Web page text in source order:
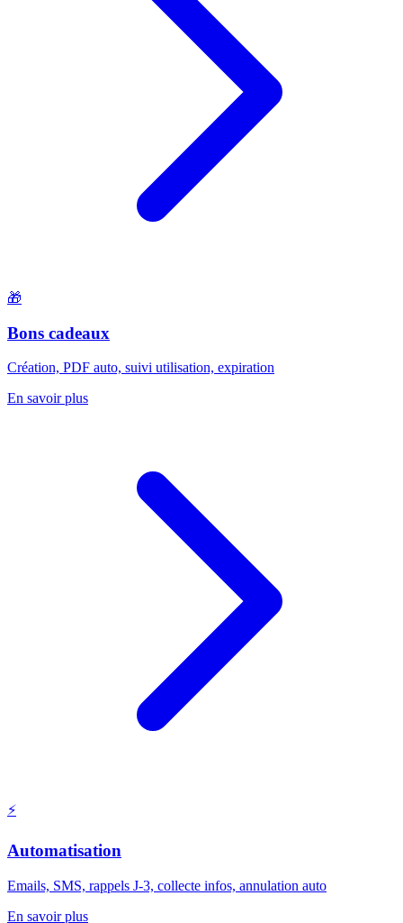
🎁
Bons cadeaux
Création, PDF auto, suivi utilisation, expiration
En savoir plus
⚡
Automatisation
Emails, SMS, rappels J-3, collecte infos, annulation auto
En savoir plus